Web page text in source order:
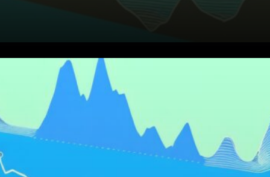
La rupture technique signale
des problèmes